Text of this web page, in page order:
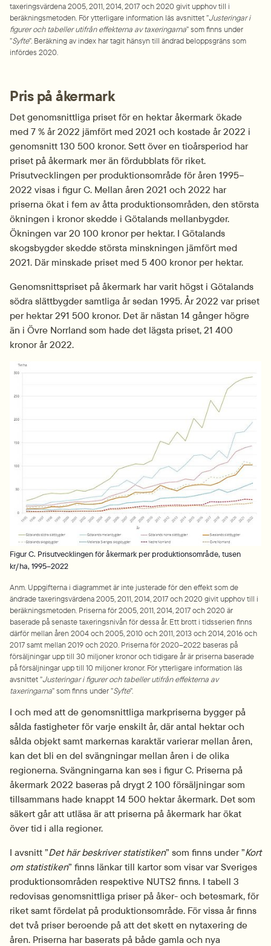
taxeringsvärdena 2005, 2011, 2014, 2017 och 2020 givit upphov till i
beräkningsmetoden. För ytterligare information läs avsnittet ”Justeringar i
figurer och tabeller utifrån effekterna av taxeringarna” som finns under
”Syfte”. Beräkning av index har tagit hänsyn till ändrad beloppsgräns som
infördes 2020.
Pris på åkermark
Det genomsnittliga priset för en hektar åkermark ökade
med 7 % år 2022 jämfört med 2021 och kos­tade år 2022 i
genomsnitt 130 500 kronor. Sett över en tioårsperiod har
priset på åkermark mer än fördubblats för riket.
Prisutvecklingen per produktionsområde för åren 1995–
2022 visas i figur C. Mellan åren 2021 och 2022 har
priserna ökat i fem av åtta produktionsområden, den största
ökningen i kronor skedde i Götalands mellanbygder.
Ökningen var 20 100 kronor per hektar. I Götalands
skogsbygder skedde största minskningen jämfört med
2021. Där minskade priset med 5 400 kronor per hektar.
Genomsnittspriset på åkermark har varit högst i Götalands
södra slättbygder samtliga år sedan 1995. År 2022 var priset
per hektar 291 500 kronor. Det är nästan 14 gånger högre
än i Övre Norrland som hade det lägsta priset, 21 400
kronor år 2022.
Figur C. Prisutvecklingen för åkermark per produktionsområde, tusen
kr/ha, 1995–2022
Anm. Uppgifterna i diagrammet är inte justerade för den effekt som de
ändrade taxeringsvärdena 2005, 2011, 2014, 2017 och 2020 givit upphov till i
beräkningsmetoden. Priserna för 2005, 2011, 2014, 2017 och 2020 är
baserade på senaste taxeringsnivån för dessa år. Ett brott i tidsserien finns
därför mellan åren 2004 och 2005, 2010 och 2011, 2013 och 2014, 2016 och
2017 samt mellan 2019 och 2020. Priserna för 2020–2022 baseras på
försäljningar upp till 30 miljoner kronor och tidigare år är priserna baserade
på försäljningar upp till 10 miljoner kronor. För ytterligare information läs
avsnittet ”Justeringar i figurer och tabeller utifrån effekterna av
taxeringarna” som finns under ”Syfte”.
I och med att de genomsnittliga markpriserna bygger på
sålda fastigheter för varje enskilt år, där antal hektar och
sålda objekt samt markernas karaktär varierar mellan åren,
kan det bli en del svängningar mellan åren i de olika
regionerna. Svängningarna kan ses i figur C. Priserna på
åkermark 2022 baseras på drygt 2 100 försäljningar som
tillsammans hade knappt 14 500 hektar åkermark. Det som
säkert går att utläsa är att priserna på åkermark har ökat
över tid i alla regioner.
I avsnitt ”Det här beskriver statistiken” som finns under ”Kort
om statistiken” finns länkar till kartor som visar var Sveriges
produktionsområden respektive NUTS2 finns. I tabell 3
redovisas genomsnittliga priser på åker- och betesmark, för
riket samt fördelat på produktionsområde. För vissa år finns
det två priser beroende på att det skett en nytaxering de
åren. Priserna har baserats på både gamla och nya